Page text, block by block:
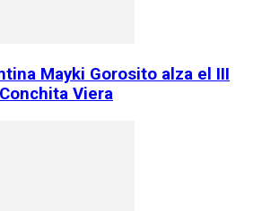
Mayki Gorosito alza el III
Viera